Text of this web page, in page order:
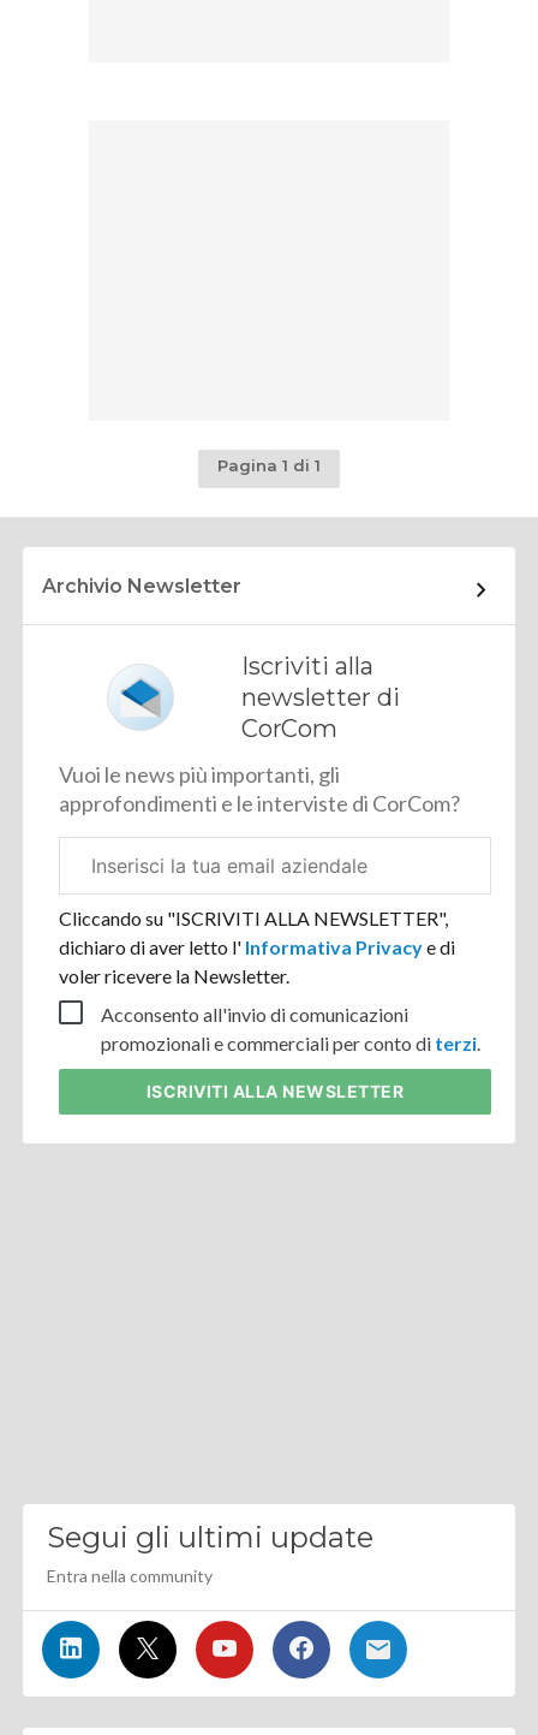
Pagina 1 di 1
Archivio Newsletter
Iscriviti alla
newsletter di
CorCom
Vuoi le news più importanti, gli
approfondimenti e le interviste di CorCom?
aziendale
Cliccando su "ISCRIVITI ALLA NEWSLETTER",
dichiaro di aver letto l' Informativa Privacye di
voler ricevere la Newsletter.
Acconsento all'invio di comunicazioni
promozionali e commerciali per conto di terzi.
ISCRIVITI ALLA NEWSLETTER
Segui gli ultimi update
Entra nella community